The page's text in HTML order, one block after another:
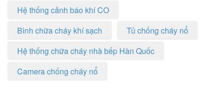
Hệ thống cảnh báo khí CO
Bình chữa cháy khí sạch
Tủ chống cháy nổ
Hệ thống chữa cháy nhà bếp Hàn Quốc
Camera chống cháy nổ